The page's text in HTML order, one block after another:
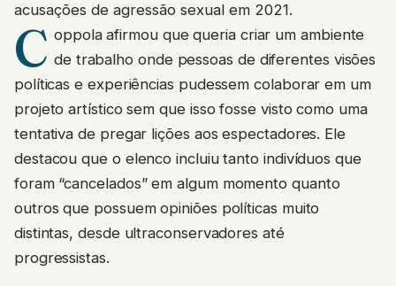
acusações de agressão sexual em 2021.
C oppola afirmou que queria criar um ambiente
de trabalho onde pessoas de diferentes visões
políticas e experiências pudessem colaborar em um
projeto artístico sem que isso fosse visto como uma
tentativa de pregar lições aos espectadores. Ele
destacou que o elenco incluiu tanto indivíduos que
foram “cancelados” em algum momento quanto
outros que possuem opiniões políticas muito
distintas, desde ultraconservadores até
progressistas.